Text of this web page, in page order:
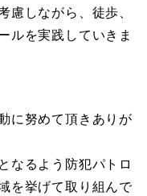
しながら、徒歩、
ルを実践していきま
に努めて頂きありが
なるよう防犯パトロ
を挙げて取り組んで